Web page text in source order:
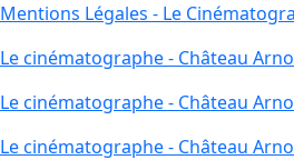
Mentions Légales - Le
Le cinématographe - Château
Le cinématographe - Château
Le cinématographe - Château